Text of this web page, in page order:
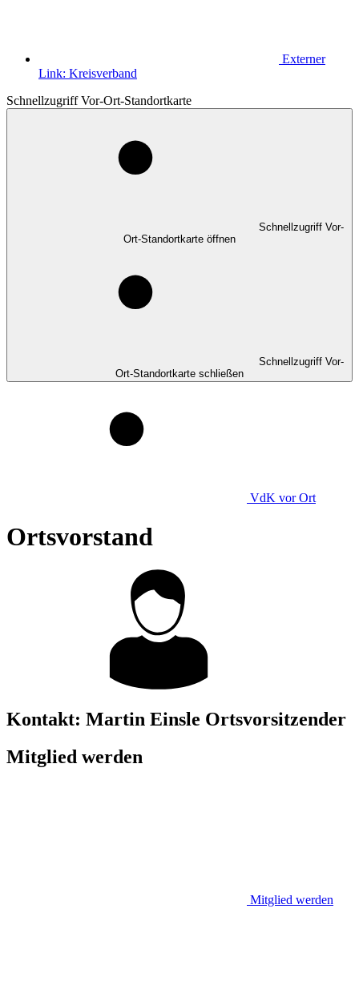
Externer
Link: Kreisverband
Schnellzugriff Vor-Ort-Standortkarte
Schnellzugriff Vor-
Ort-Standortkarte öffnen
Schnellzugriff Vor-
Ort-Standortkarte schließen
VdK vor Ort
Ortsvorstand
Kontakt: Martin Einsle Ortsvorsitzender
Mitglied werden
Mitglied werden